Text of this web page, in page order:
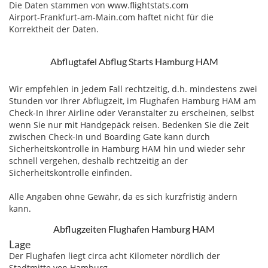
Die Daten stammen von www.flightstats.com
Airport-Frankfurt-am-Main.com haftet nicht für die
Korrektheit der Daten.
Abflugtafel Abflug Starts Hamburg HAM
Wir empfehlen in jedem Fall rechtzeitig, d.h. mindestens zwei
Stunden vor Ihrer Abflugzeit, im Flughafen Hamburg HAM am
Check-In Ihrer Airline oder Veranstalter zu erscheinen, selbst
wenn Sie nur mit Handgepäck reisen. Bedenken Sie die Zeit
zwischen Check-In und Boarding Gate kann durch
Sicherheitskontrolle in Hamburg HAM hin und wieder sehr
schnell vergehen, deshalb rechtzeitig an der
Sicherheitskontrolle einfinden.
Alle Angaben ohne Gewähr, da es sich kurzfristig ändern
kann.
Abflugzeiten Flughafen Hamburg HAM
Lage
Der Flughafen liegt circa acht Kilometer nördlich der